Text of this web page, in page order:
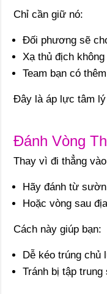
Chỉ cần giữ nó:
Đối phương sẽ
Xạ thủ địch
Team bạn có
Đây là áp lực tâm
Đánh Vòng
Thay vì đi thẳng
Hãy đánh từ sườn
Hoặc vòng sau
Cách này giúp bạn:
Dễ kéo trúng chủ
Tránh bị tập